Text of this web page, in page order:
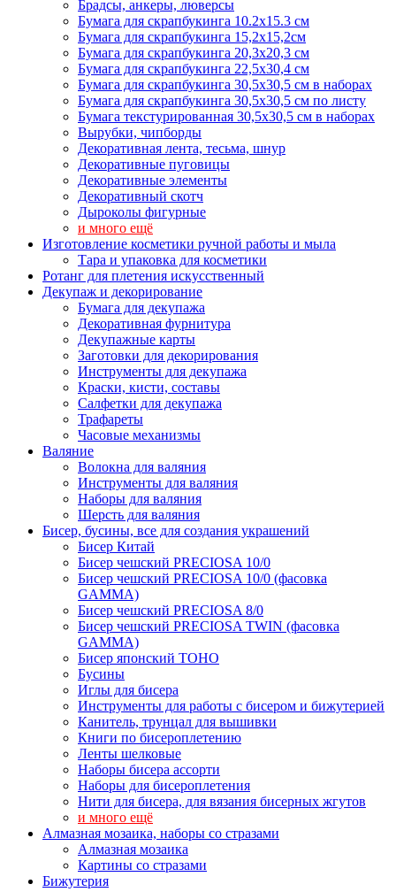
Брадсы, анкеры, люверсы
Бумага для скрапбукинга 10.2х15.3 см
Бумага для скрапбукинга 15,2х15,2см
Бумага для скрапбукинга 20,3х20,3 см
Бумага для скрапбукинга 22,5х30,4 см
Бумага для скрапбукинга 30,5х30,5 см в наборах
Бумага для скрапбукинга 30,5х30,5 см по листу
Бумага текстурированная 30,5х30,5 см в наборах
Вырубки, чипборды
Декоративная лента, тесьма, шнур
Декоративные пуговицы
Декоративные элементы
Декоративный скотч
Дыроколы фигурные
и много ещё
Изготовление косметики ручной работы и мыла
Тара и упаковка для косметики
Ротанг для плетения искусственный
Декупаж и декорирование
Бумага для декупажа
Декоративная фурнитура
Декупажные карты
Заготовки для декорирования
Инструменты для декупажа
Краски, кисти, составы
Салфетки для декупажа
Трафареты
Часовые механизмы
Валяние
Волокна для валяния
Инструменты для валяния
Наборы для валяния
Шерсть для валяния
Бисер, бусины, все для создания украшений
Бисер Китай
Бисер чешский PRECIOSA 10/0
Бисер чешский PRECIOSA 10/0 (фасовка
GAMMA)
Бисер чешский PRECIOSA 8/0
Бисер чешский PRECIOSA TWIN (фасовка
GAMMA)
Бисер японский TOHO
Бусины
Иглы для бисера
Инструменты для работы с бисером и бижутерией
Канитель, трунцал для вышивки
Книги по бисероплетению
Ленты шелковые
Наборы бисера ассорти
Наборы для бисероплетения
Нити для бисера, для вязания бисерных жгутов
и много ещё
Алмазная мозаика, наборы со стразами
Алмазная мозаика
Картины co стразами
Бижутерия